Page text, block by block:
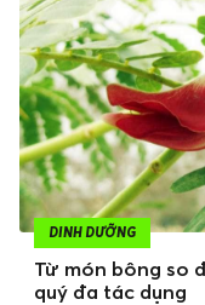
DINH DƯỠNG
Từ món bông so
quý đa tác dụng